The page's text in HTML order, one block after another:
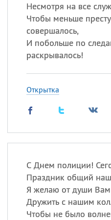
Несмотря на все
Чтобы меньше
совершалось,
И побольше по
раскрывалось!
Открытка
С Днем полиции!
Праздник общий
Я желаю от души Вам
Дружить с нашим
Чтобы не было